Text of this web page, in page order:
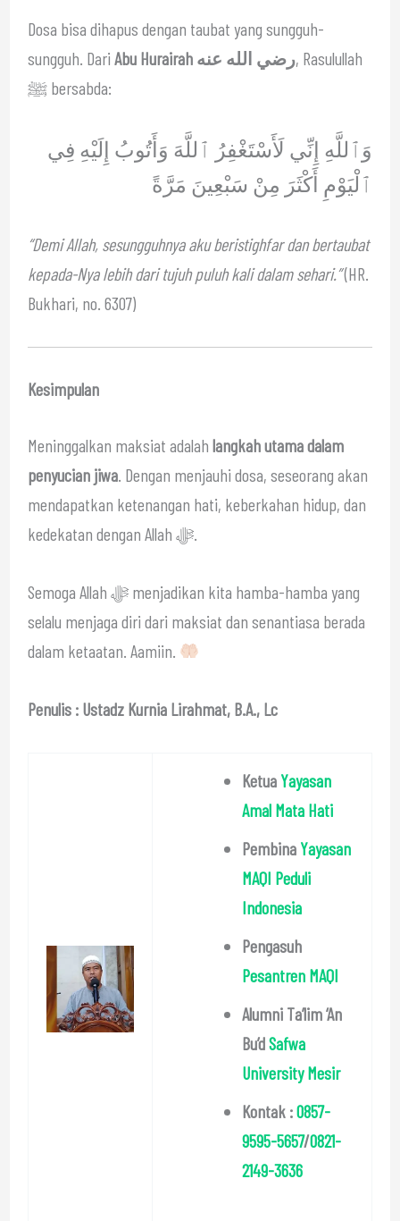
Dosa bisa dihapus dengan taubat yang sungguh-
sungguh. Dari
Abu Hurairah رضي الله عنه, Rasulullah
ﷺ bersabda:
وَٱللَّهِ إِنِّي لَأَسْتَغْفِرُ ٱللَّهَ وَأَتُوبُ إِلَيْهِ فِي
ٱلْيَوْمِ أَكْثَرَ مِنْ سَبْعِينَ مَرَّةً
“Demi Allah, sesungguhnya aku beristighfar dan bertaubat
kepada-Nya lebih dari tujuh puluh kali dalam sehari.”(HR.
Bukhari, no. 6307)
Kesimpulan
Meninggalkan maksiat adalah langkah utama dalam
penyucian jiwa. Dengan menjauhi dosa, seseorang akan
mendapatkan ketenangan hati, keberkahan hidup, dan
kedekatan dengan Allah ﷻ.
Semoga Allah ﷻ menjadikan kita hamba-hamba yang
selalu menjaga diri dari maksiat dan senantiasa berada
dalam ketaatan. Aamiin.
Penulis : Ustadz Kurnia Lirahmat, B.A., Lc
Ketua Yayasan
Amal Mata Hati
Pembina Yayasan
MAQI Peduli
Indonesia
Pengasuh
Pesantren MAQI
Alumni Ta’lim ‘An
Bu’dSafwa
University Mesir
Kontak :0857-
9595-5657/0821-
2149-3636